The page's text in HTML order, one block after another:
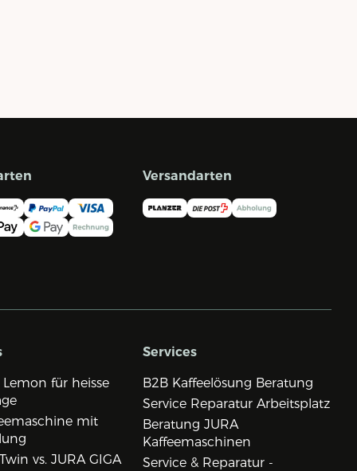
Versandarten
für heisse
mit
vs. JURA GIGA
Services
B2B Kaffeelösung Beratung
Service Reparatur Arbeitsplatz
Beratung JURA
Kaffeemaschinen
Service & Reparatur -